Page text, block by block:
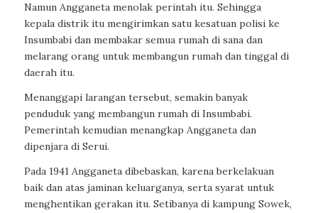
Namun Angganeta menolak perintah itu. Sehingga
kepala distrik itu mengirimkan satu kesatuan polisi ke
Insumbabi dan membakar semua rumah di sana dan
melarang orang untuk membangun rumah dan tinggal di
daerah itu.
Menanggapi larangan tersebut, semakin banyak
penduduk yang membangun rumah di Insumbabi.
Pemerintah kemudian menangkap Angganeta dan
dipenjara di Serui.
Pada 1941 Angganeta dibebaskan, karena berkelakuan
baik dan atas jaminan keluarganya, serta syarat untuk
menghentikan gerakan itu. Setibanya di kampung Sowek,